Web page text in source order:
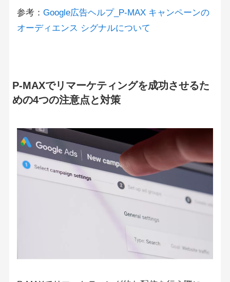
参考： Google広告ヘルプ_P-MAX キャンペーンの
オーディエンス シグナルについて
P-MAXでリマーケティングを成功させるた
めの4つの注意点と対策